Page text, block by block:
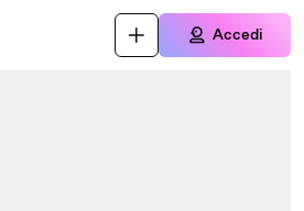
Accedi